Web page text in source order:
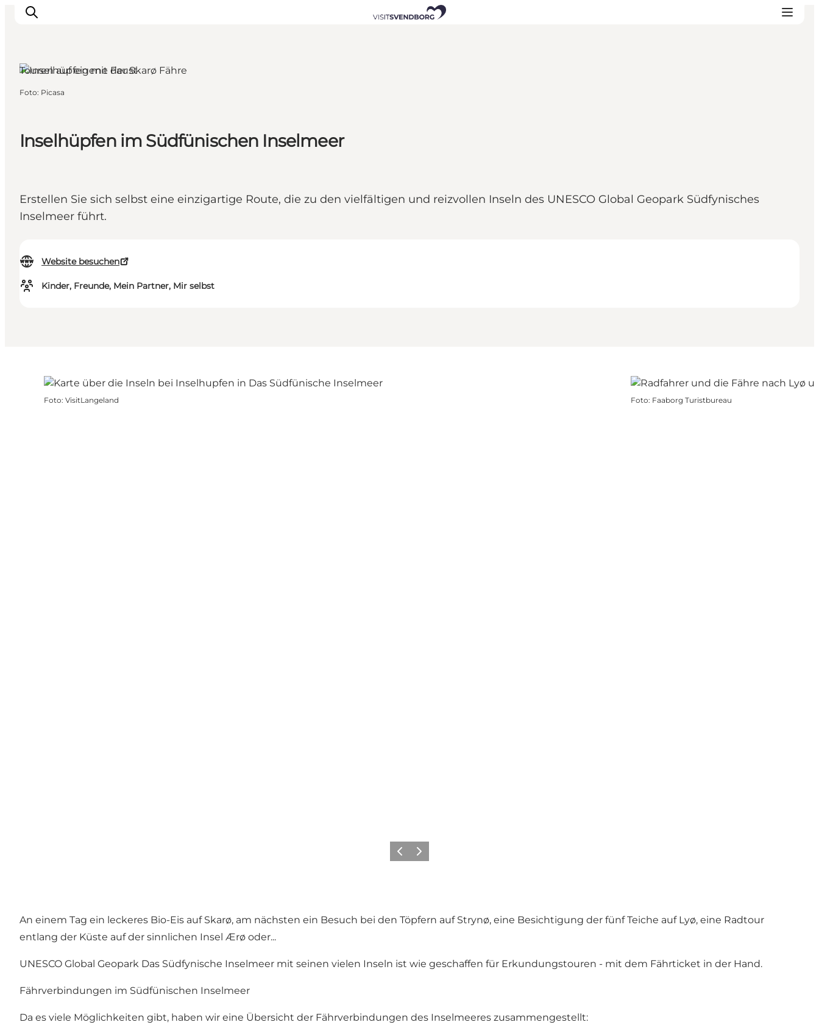
Shopping in Svendborg
Übernachtung
Inselhüpfen im Südfünischen Inselmeer
Erstellen Sie sich selbst eine einzigartige Route, die zu den vielfältigen und reizvollen Inseln des UNESCO Global Geopark Südfynisches
Inselmeer führt.
Website besuchen
Kinder, Freunde, Mein Partner, Mir selbst
Touren auf eigene Faust
Foto: Picasa
Foto: VisitLangeland Foto: Faaborg Turistbureau
Vorherige Folie
Nächste Folie
An einem Tag ein leckeres Bio-Eis auf Skarø, am nächsten ein Besuch bei den Töpfern auf Strynø, eine Besichtigung der fünf Teiche auf Lyø, eine Radtour
entlang der Küste auf der sinnlichen Insel Ærø oder...
UNESCO Global Geopark Das Südfynische Inselmeer mit seinen vielen Inseln ist wie geschaffen für Erkundungstouren - mit dem Fährticket in der Hand.
Fährverbindungen im Südfünischen Inselmeer
Da es viele Möglichkeiten gibt, haben wir eine Übersicht der Fährverbindungen des Inselmeeres zusammengestellt: